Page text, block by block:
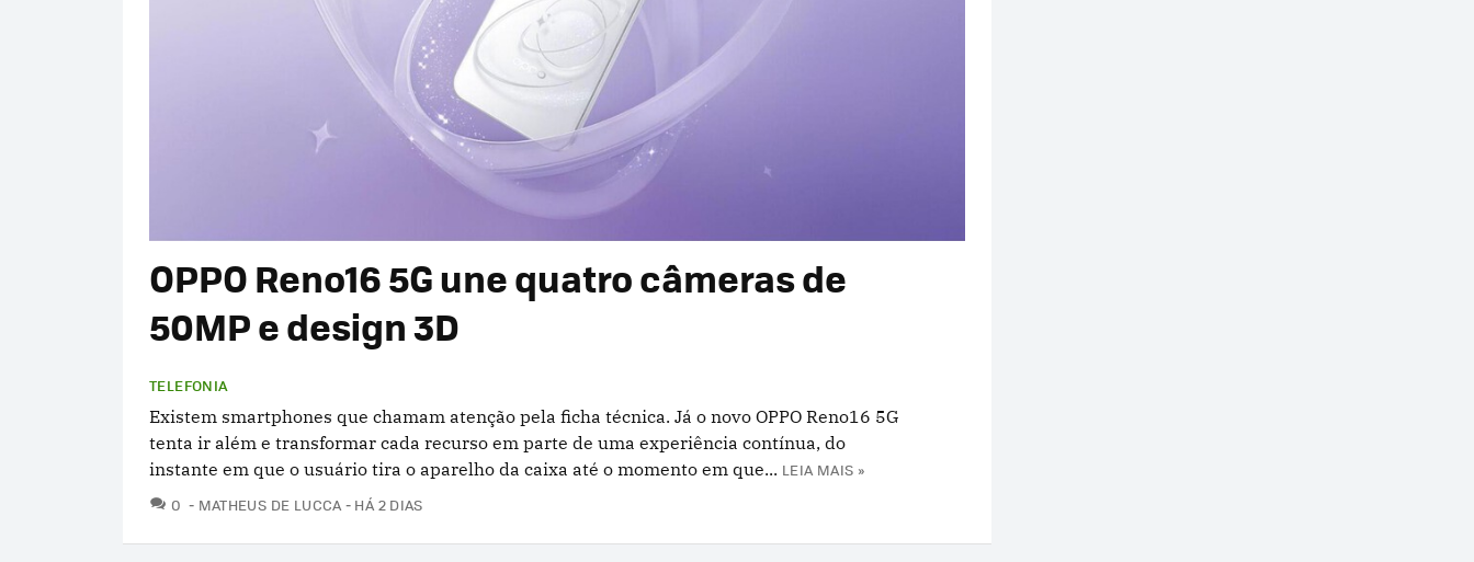
OPPO Reno16 5G une quatro câmeras de
50MP e design 3D
TELEFONIA
Existem smartphones que chamam atenção pela ficha técnica. Já o novo OPPO Reno16 5G
tenta ir além e transformar cada recurso em parte de uma experiência contínua, do
instante em que o usuário tira o aparelho da caixa até o momento em que... LEIA MAIS »
0 COMENTÁRIOS
MATHEUS DE LUCCA HÁ 2 DIAS